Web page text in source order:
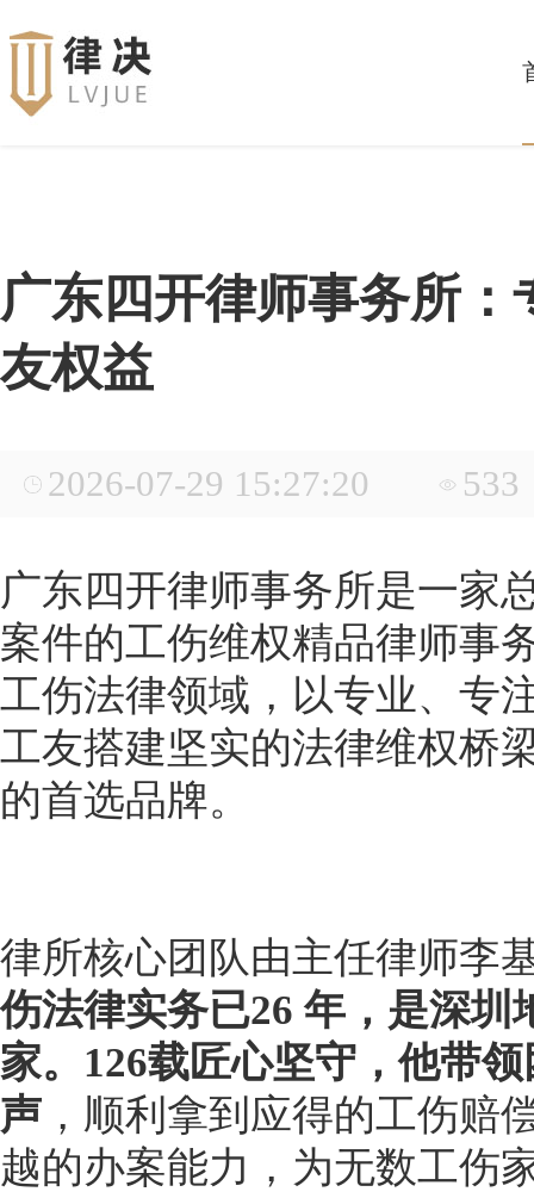
广东四开律师事务所
友权益
2026-07-29 15:27:20 533
广东四开律师事务所是一家
案件的工伤维权精品律师事
工伤法律领域，以专业、专
工友搭建坚实的法律维权桥
的首选品牌。
律所核心团队由主任律师李
伤法律实务已26 年，是深
家。126载匠心坚守，他带
声 ，顺利拿到应得的工伤赔
越的办案能力，为无数工伤